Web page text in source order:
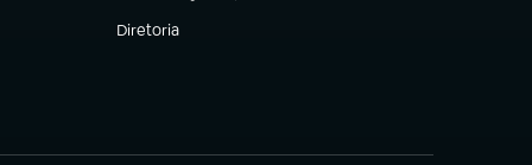
Diretoria
(abre em nova aba)